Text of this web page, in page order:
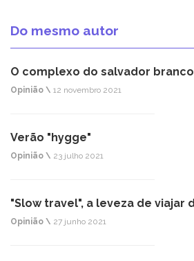
Do mesmo autor
O complexo do salvador branco
Opinião \ 12 novembro 2021
Verão "hygge"
Opinião \ 23 julho 2021
"Slow travel", a leveza de viajar
Opinião \ 27 junho 2021